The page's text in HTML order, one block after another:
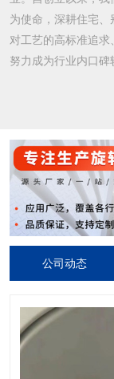
为使命，深耕住宅
对工艺的高标准追求
努力成为行业内口碑
公司动态